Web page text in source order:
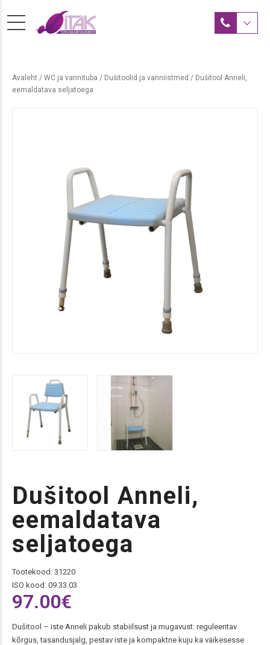
Avaleht / WC ja vannituba / Dušitoolid ja vanniistmed / Dušitool Anneli,
eemaldatava seljatoega
Dušitool Anneli,
eemaldatava
seljatoega
Tootekood: 31220
ISO kood: 09.33.03
97.00€
Dušitool – iste Anneli pakub stabiilsust ja mugavust: reguleeritav
kõrgus, tasandusjalg, pestav iste ja kompaktne kuju ka väikesesse